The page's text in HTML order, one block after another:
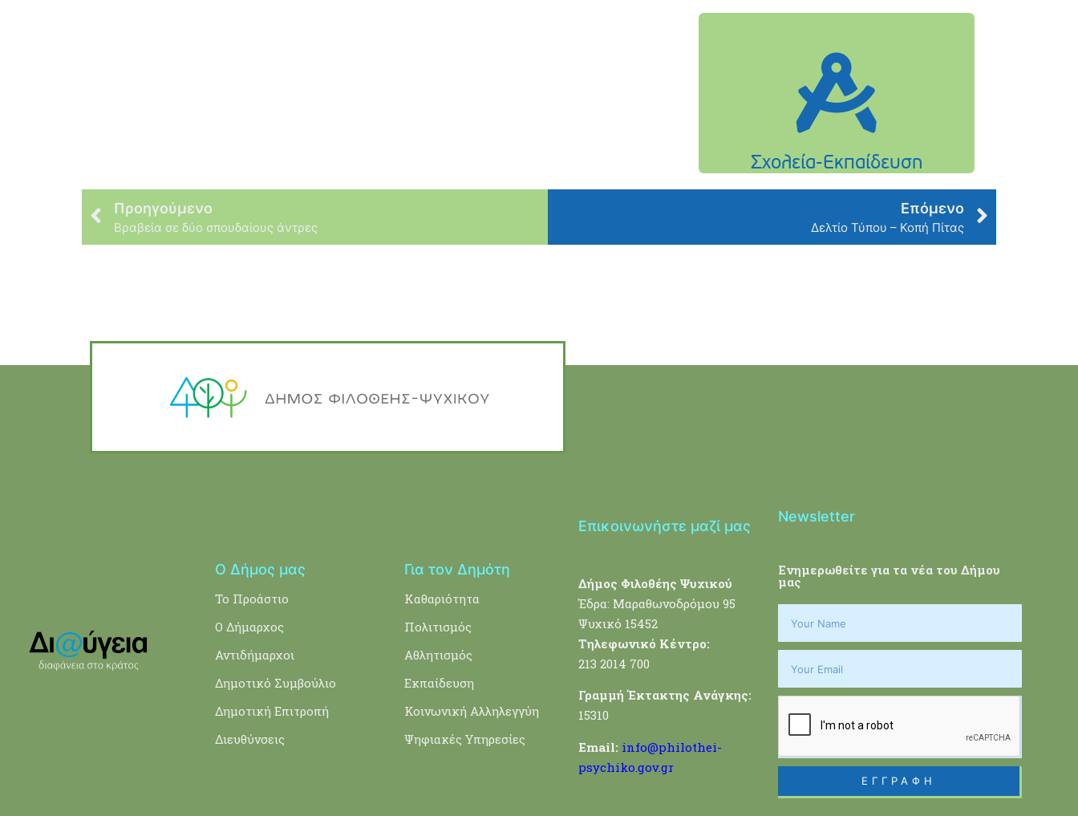
Προηγούμενο
Βραβεία σε δύο σπουδαίους άντρες
Επόμενο
Δελτίο Τύπου – Κοπή Πίτας
Ο Δήμος μας
Το Προάστιο
Ο Δήμαρχος
Αντιδήμαρχοι
Δημοτικό Συμβούλιο
Δημοτική Επιτροπή
Διευθύνσεις
Για τον Δημότη
Καθαριότητα
Πολιτισμός
Αθλητισμός
Εκπαίδευση
Κοινωνική Αλληλεγγύη
Ψηφιακές Υπηρεσίες
Επικοινωνήστε μαζί μας
Δήμος Φιλοθέης Ψυχικού
Έδρα: Μαραθωνοδρόμου 95
Ψυχικό 15452
Τηλεφωνικό Κέντρο:
213 2014 700
Γραμμή Έκτακτης Ανάγκης:
15310
Email: info@philothei-
psychiko.gov.gr
Newsletter
Ενημερωθείτε για τα νέα του Δήμου
μας
ΕΓΓΡΑΦΗ